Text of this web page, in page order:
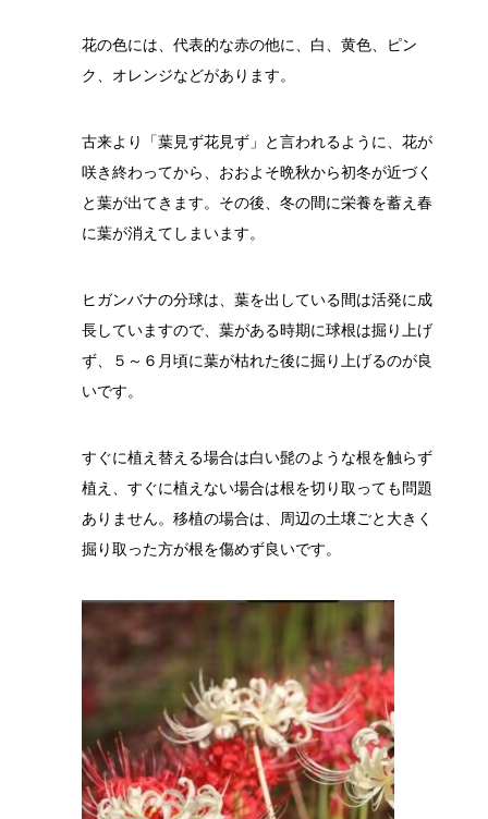
花の色には、代表的な赤の他に、白、黄色、ピン
ク、オレンジなどがあります。
古来より「葉見ず花見ず」と言われるように、花が
咲き終わってから、おおよそ晩秋から初冬が近づく
と葉が出てきます。その後、冬の間に栄養を蓄え春
に葉が消えてしまいます。
ヒガンバナの分球は、葉を出している間は活発に成
長していますので、葉がある時期に球根は掘り上げ
ず、５～６月頃に葉が枯れた後に掘り上げるのが良
いです。
すぐに植え替える場合は白い髭のような根を触らず
植え、すぐに植えない場合は根を切り取っても問題
ありません。移植の場合は、周辺の土壌ごと大きく
掘り取った方が根を傷めず良いです。